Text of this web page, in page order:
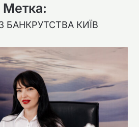
Метка:
БАНКРУТСТВА КИЇВ